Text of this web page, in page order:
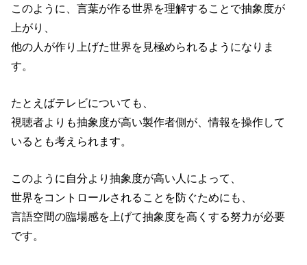
このように、言葉が作る世界を理解することで抽象度が
上がり、
他の人が作り上げた世界を見極められるようになりま
す。
たとえばテレビについても、
視聴者よりも抽象度が高い製作者側が、情報を操作して
いるとも考えられます。
このように自分より抽象度が高い人によって、
世界をコントロールされることを防ぐためにも、
言語空間の臨場感を上げて抽象度を高くする努力が必要
です。